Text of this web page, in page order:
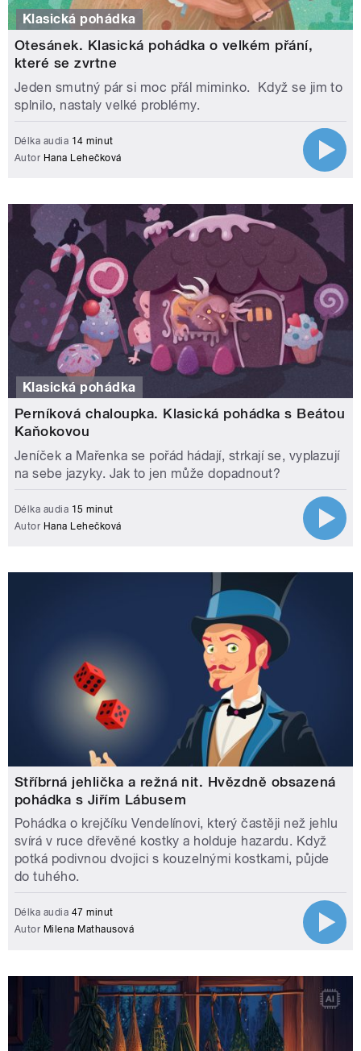
Klasická pohádka
Otesánek. Klasická pohádka o velkém přání,
které se zvrtne
Jeden smutný pár si moc přál miminko. Když se jim to
splnilo, nastaly velké problémy.
Délka audia 14 minut
Autor Hana Lehečková
Klasická pohádka
Perníková chaloupka. Klasická pohádka s Beátou
Kaňokovou
Jeníček a Mařenka se pořád hádají, strkají se, vyplazují
na sebe jazyky. Jak to jen může dopadnout?
Délka audia 15 minut
Autor Hana Lehečková
Stříbrná jehlička a režná nit. Hvězdně obsazená
pohádka s Jiřím Lábusem
Pohádka o krejčíku Vendelínovi, který častěji než jehlu
svírá v ruce dřevěné kostky a holduje hazardu. Když
potká podivnou dvojici s kouzelnými kostkami, půjde
do tuhého.
Délka audia 47 minut
Autor Milena Mathausová